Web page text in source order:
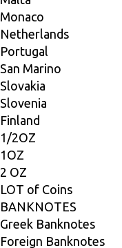
Monaco
Netherlands
Portugal
San Marino
Slovakia
Slovenia
Finland
1/2ΟΖ
1ΟΖ
2 OZ
LOT of Coins
BANKNOTES
Greek Banknotes
Foreign Banknotes